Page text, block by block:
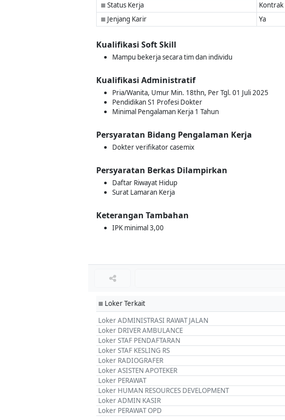
■ Status Kerja Kontrak
■ Jenjang Karir Ya
Kualifikasi Soft Skill
Mampu bekerja secara tim dan individu
Kualifikasi Administratif
Pria/Wanita, Umur Min. 18thn, Per Tgl. 01 Juli 2025
Pendidikan S1 Profesi Dokter
Minimal Pengalaman Kerja 1 Tahun
Persyaratan Bidang Pengalaman Kerja
Dokter verifikator casemix
Persyaratan Berkas Dilampirkan
Daftar Riwayat Hidup
Surat Lamaran Kerja
Keterangan Tambahan
IPK minimal 3,00
■ Loker Terkait
Loker ADMINISTRASI RAWAT JALAN
Loker DRIVER AMBULANCE
Loker STAF PENDAFTARAN
Loker STAF KESLING RS
Loker RADIOGRAFER
Loker ASISTEN APOTEKER
Loker PERAWAT
Loker HUMAN RESOURCES DEVELOPMENT
Loker ADMIN KASIR
Loker PERAWAT OPD